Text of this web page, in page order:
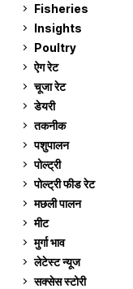
Fisheries
Insights
Poultry
ऐग रेट
चूजा रेट
डेयरी
तकनीक
पशुपालन
पोल्ट्री
पोल्ट्री फीड रेट
मछली पालन
मीट
मुर्गा भाव
लेटेस्ट न्यूज
सक्सेस स्टो‍री